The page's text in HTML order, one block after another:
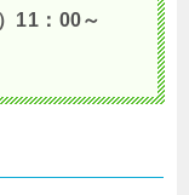
11：00～